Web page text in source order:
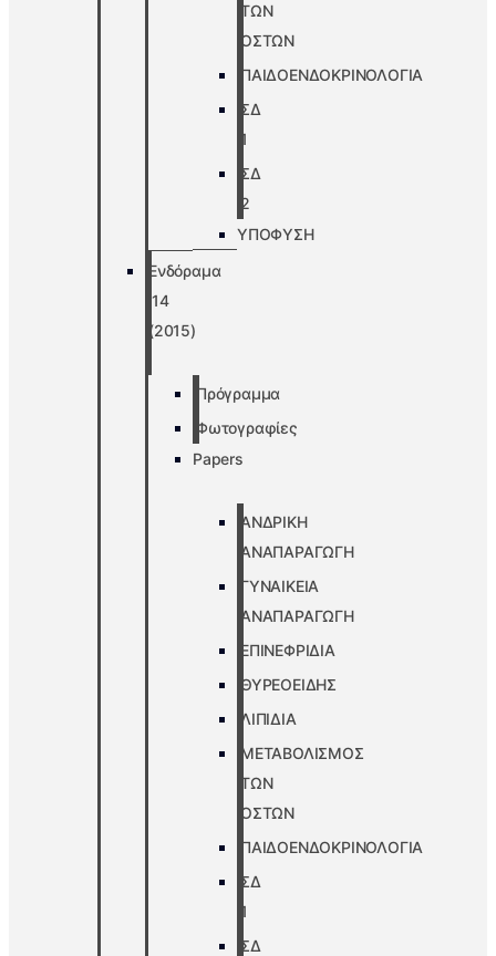
ΤΩΝ
ΟΣΤΩΝ
ΠΑΙΔΟΕΝΔΟΚΡΙΝΟΛΟΓΙΑ
ΣΔ
1
ΣΔ
2
ΥΠΟΦΥΣΗ
Ενδόραμα
’14
(2015)
Πρόγραμμα
Φωτογραφίες
Papers
ΑΝΔΡΙΚΗ
ΑΝΑΠΑΡΑΓΩΓΗ
ΓΥΝΑΙΚΕΙΑ
ΑΝΑΠΑΡΑΓΩΓΗ
ΕΠΙΝΕΦΡΙΔΙΑ
ΘΥΡΕΟΕΙΔΗΣ
ΛΙΠΙΔΙΑ
ΜΕΤΑΒΟΛΙΣΜΟΣ
ΤΩΝ
ΟΣΤΩΝ
ΠΑΙΔΟΕΝΔΟΚΡΙΝΟΛΟΓΙΑ
ΣΔ
1
ΣΔ